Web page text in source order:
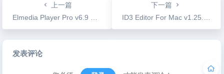
上一篇
Elmedia Player Pro v6.9 多格式媒体播放器专业版
下一篇
ID3 Editor For Mac v1.25.41 音频元数据编辑器
发表评论